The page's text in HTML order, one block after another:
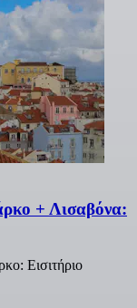
+ Λισαβόνα:
Εισιτήριο